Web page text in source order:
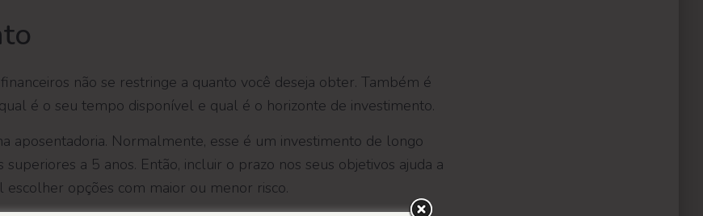
não se restringe a quanto você deseja obter. Também é
é o seu tempo disponível e qual é o horizonte de investimento.
aposentadoria. Normalmente, esse é um investimento de longo
a 5 anos. Então, incluir o prazo nos seus objetivos ajuda a
opções com maior ou menor risco.